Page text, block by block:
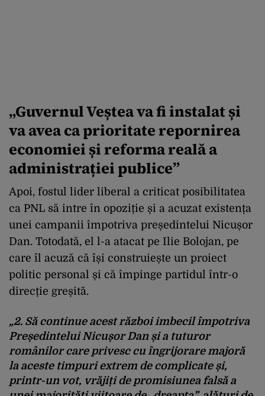
„Guvernul Veștea va fi instalat și
va avea ca prioritate repornirea
economiei și reforma reală a
administrației publice”
Apoi, fostul lider liberal a criticat posibilitatea
ca PNL să intre în opoziție și a acuzat existența
unei campanii împotriva președintelui Nicușor
Dan. Totodată, el l-a atacat pe Ilie Bolojan, pe
care îl acuză că își construiește un proiect
politic personal și că împinge partidul într-o
direcție greșită.
„2. Să continue acest război imbecil împotriva
Președintelui Nicușor Dan și a tuturor
românilor care privesc cu îngrijorare majoră
la aceste timpuri extrem de complicate și,
printr-un vot, vrăjiți de promisiunea falsă a